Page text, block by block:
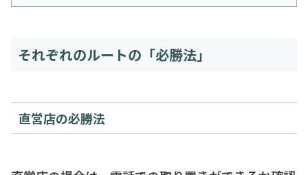
それぞれのルートの「必勝法」
直営店の必勝法